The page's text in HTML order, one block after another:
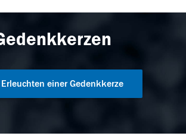
Erleuchten einer Gedenkkerze